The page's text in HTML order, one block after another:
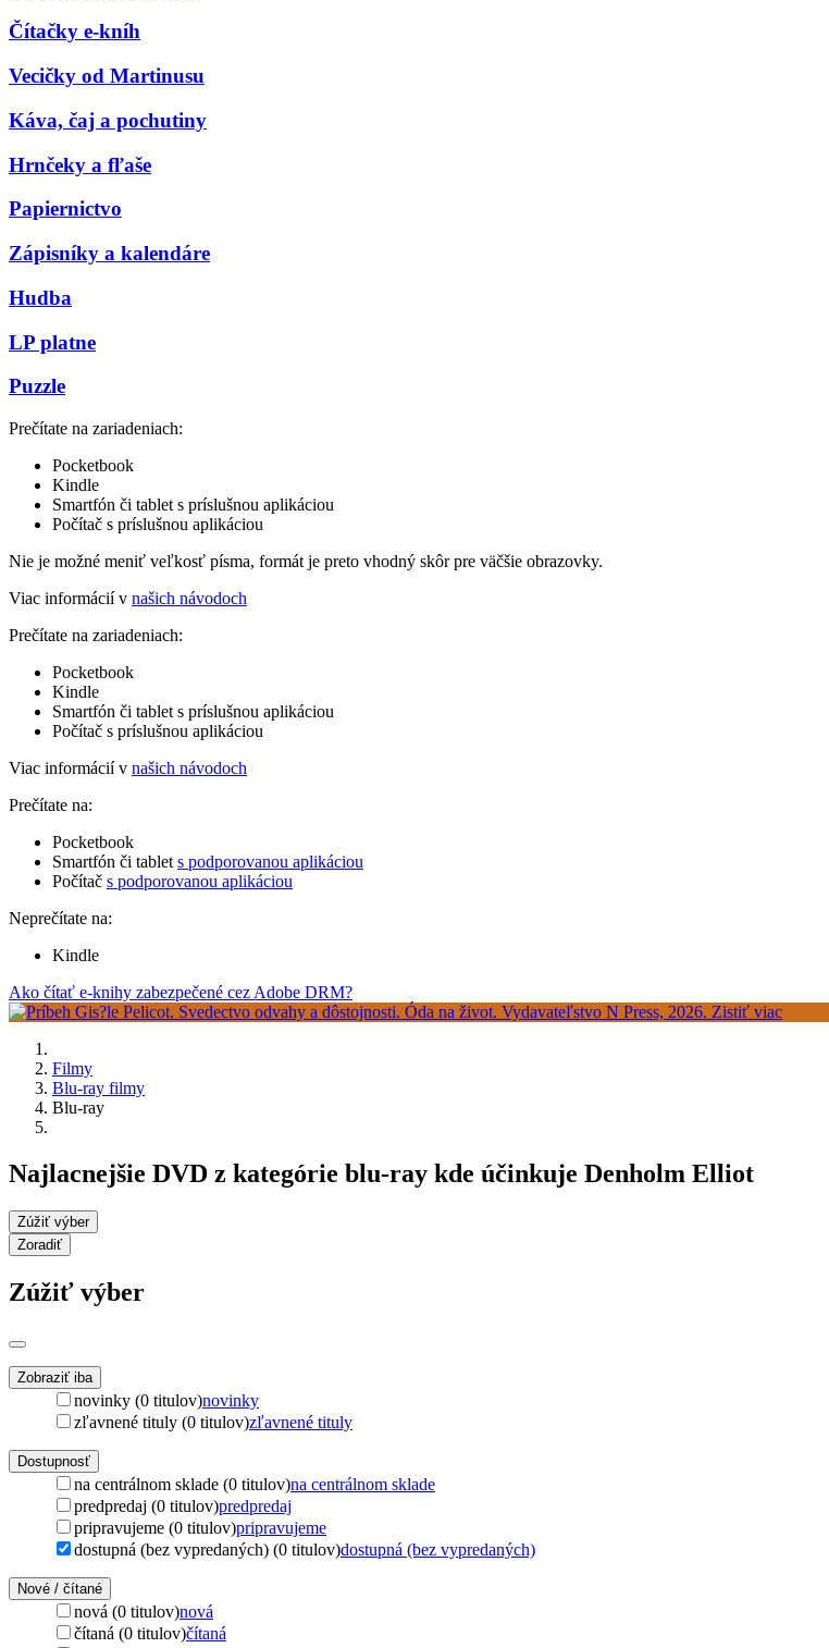
Čítačky e-kníh
Vecičky od Martinusu
Káva, čaj a pochutiny
Hrnčeky a fľaše
Papiernictvo
Zápisníky a kalendáre
Hudba
LP platne
Puzzle
Prečítate na zariadeniach:
Pocketbook
Kindle
Smartfón či tablet s príslušnou aplikáciou
Počítač s príslušnou aplikáciou
Nie je možné meniť veľkosť písma, formát je preto vhodný skôr pre väčšie obrazovky.
Viac informácií v našich návodoch
Prečítate na zariadeniach:
Pocketbook
Kindle
Smartfón či tablet s príslušnou aplikáciou
Počítač s príslušnou aplikáciou
Viac informácií v našich návodoch
Prečítate na:
Pocketbook
Smartfón či tablet s podporovanou aplikáciou
Počítač s podporovanou aplikáciou
Neprečítate na:
Kindle
Ako čítať e-knihy zabezpečené cez Adobe DRM?
Filmy
Blu-ray filmy
Blu-ray
Najlacnejšie DVD z kategórie blu-ray kde účinkuje Denholm Elliot
Zúžiť výber
Zoradiť
Zúžiť výber
Zobraziť iba
novinky (0 titulov)novinky
zľavnené tituly (0 titulov)zľavnené tituly
Dostupnosť
na centrálnom sklade (0 titulov)na centrálnom sklade
predpredaj (0 titulov)predpredaj
pripravujeme (0 titulov)pripravujeme
dostupná (bez vypredaných) (0 titulov)dostupná (bez vypredaných)
Nové / čítané
nová (0 titulov)nová
čítaná (0 titulov)čítaná